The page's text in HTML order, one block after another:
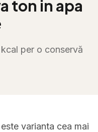
ton in apa
kcal per o conservă
varianta cea mai